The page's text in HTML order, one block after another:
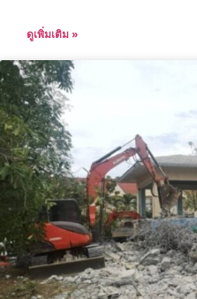
ดูเพิ่มเติม »